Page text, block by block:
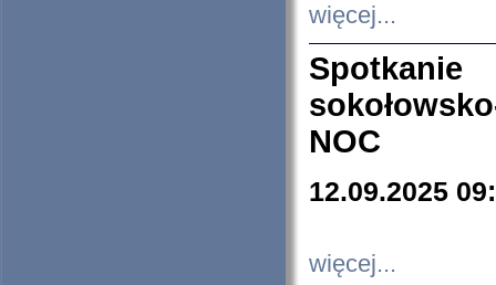
więcej...
NOC
12.09.2025
więcej...